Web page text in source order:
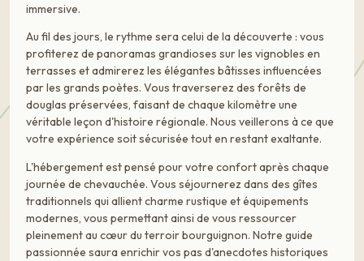
immersive.
Au fil des jours, le rythme sera celui de la découverte : vous
profiterez de panoramas grandioses sur les vignobles en
terrasses et admirerez les élégantes bâtisses influencées
par les grands poètes. Vous traverserez des forêts de
douglas préservées, faisant de chaque kilomètre une
véritable leçon d'histoire régionale. Nous veillerons à ce que
votre expérience soit sécurisée tout en restant exaltante.
L'hébergement est pensé pour votre confort après chaque
journée de chevauchée. Vous séjournerez dans des gîtes
traditionnels qui allient charme rustique et équipements
modernes, vous permettant ainsi de vous ressourcer
pleinement au cœur du terroir bourguignon. Notre guide
passionnée saura enrichir vos pas d'anecdotes historiques